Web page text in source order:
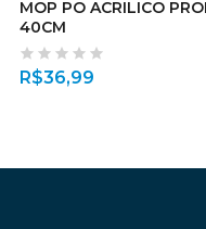
MOP PO ACRILICO
40CM
R$36,99